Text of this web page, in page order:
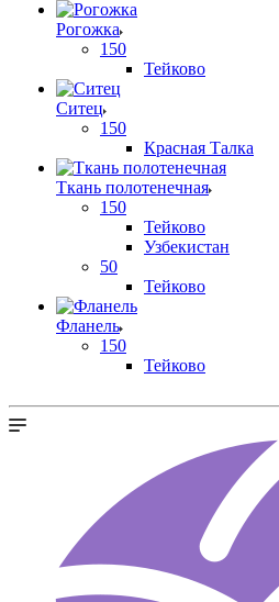
Рогожка
150
Тейково
Ситец
150
Красная Талка
Ткань полотенечная
150
Тейково
Узбекистан
50
Тейково
Фланель
150
Тейково